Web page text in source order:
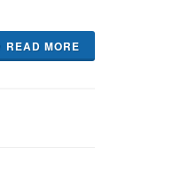
READ MORE